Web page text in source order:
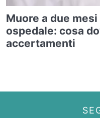
Muore a due
ospedale: cosa
accertamenti